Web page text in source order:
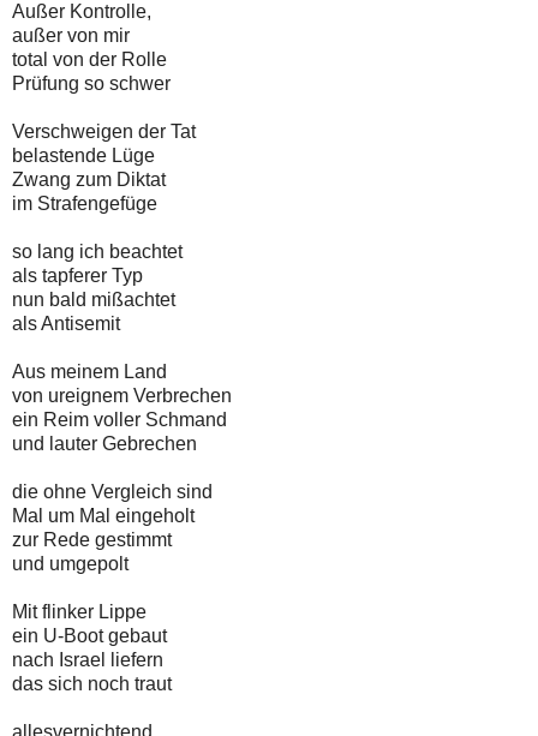
Außer Kontrolle,
außer von mir
total von der Rolle
Prüfung so schwer
Verschweigen der Tat
belastende Lüge
Zwang zum Diktat
im Strafengefüge
so lang ich beachtet
als tapferer Typ
nun bald mißachtet
als Antisemit
Aus meinem Land
von ureignem Verbrechen
ein Reim voller Schmand
und lauter Gebrechen
die ohne Vergleich sind
Mal um Mal eingeholt
zur Rede gestimmt
und umgepolt
Mit flinker Lippe
ein U-Boot gebaut
nach Israel liefern
das sich noch traut